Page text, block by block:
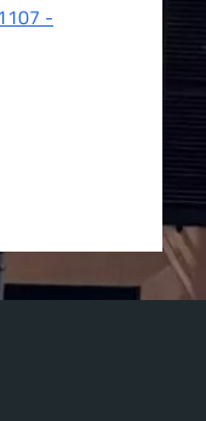
-